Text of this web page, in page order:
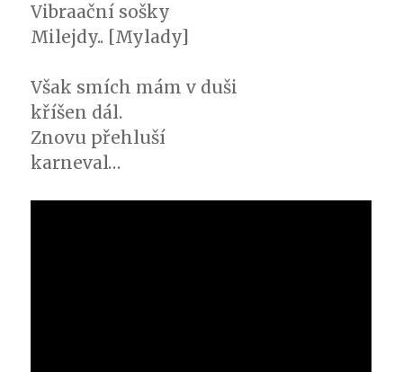
Vibraační sošky
Milejdy.. [Mylady]
Však smích mám v duši
kříšen dál.
Znovu přehluší
karneval…